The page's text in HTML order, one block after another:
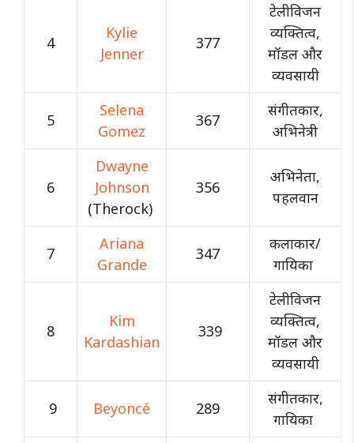
4
Kylie
Jenner
377
टेलीविजन
व्यक्तित्व,
मॉडल और
व्यवसायी
5
Selena
Gomez
367
संगीतकार,
अभिनेत्री
6
Dwayne
Johnson
(Therock)
356
अभिनेता,
पहलवान
7
Ariana
Grande
347
कलाकार/
गायिका
8
Kim
Kardashian
339
टेलीविजन
व्यक्तित्व,
मॉडल और
व्यवसायी
9 Beyoncé 289
संगीतकार,
गायिका